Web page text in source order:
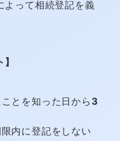
よって相続登記を義
とを知った日から 3
内に登記をしない